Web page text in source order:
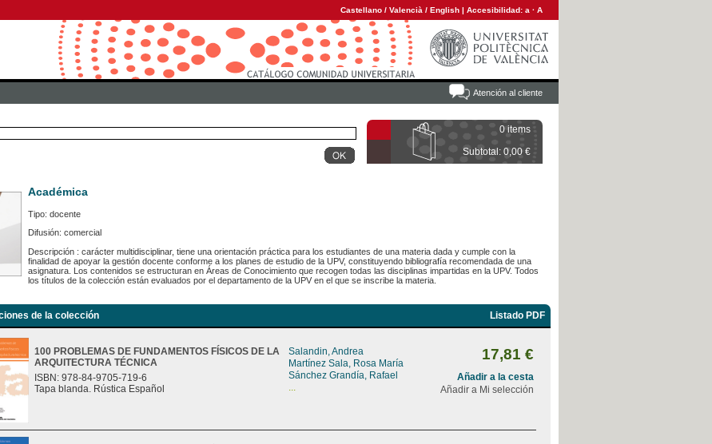
Castellano / Valencià / English | Accesibilidad: a · A
Atención al cliente
0 items
Subtotal: 0,00 €
Académica
Tipo: docente
Difusión: comercial
Descripción : carácter multidisciplinar, tiene una orientación práctica para los estudiantes de una materia dada y cumple con la
finalidad de apoyar la gestión docente conforme a los planes de estudio de la UPV, constituyendo bibliografía recomendada de una
asignatura. Los contenidos se estructuran en Áreas de Conocimiento que recogen todas las disciplinas impartidas en la UPV. Todos
los títulos de la colección están evaluados por el departamento de la UPV en el que se inscribe la materia.
de la colección Listado PDF
100 PROBLEMAS DE FUNDAMENTOS FÍSICOS DE LA
ARQUITECTURA TÉCNICA
ISBN: 978-84-9705-719-6
Tapa blanda. Rústica Español
Salandin, Andrea
Martínez Sala, Rosa María
Sánchez Grandía, Rafael
...
17,81 €
Añadir a la cesta
Añadir a Mi selección